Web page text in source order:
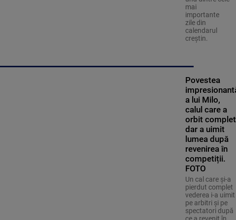
mai
importante
zile din
calendarul
creștin.
Povestea
a lui Milo,
calul care a
orbit
dar a uimit
lumea după
revenirea în
competiții.
FOTO
Un cal care și-a
pierdut complet
vederea i-a uimit
pe arbitri și pe
spectatori după